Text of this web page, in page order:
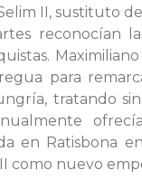
II, sustituto
reconocían
para
tratando
en Ratisbona
como nuevo